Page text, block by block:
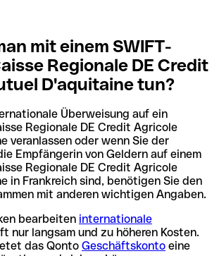
mit einem SWIFT-
Regionale DE Credit
D'aquitaine tun?
Überweisung auf ein
Regionale DE Credit Agricole
veranlassen oder wenn Sie der
Empfängerin von Geldern auf einem
Regionale DE Credit Agricole
in Frankreich sind, benötigen Sie den
mit anderen wichtigen Angaben.
bearbeiten internationale
nur langsam und zu höheren Kosten.
das Qonto Geschäftskonto eine